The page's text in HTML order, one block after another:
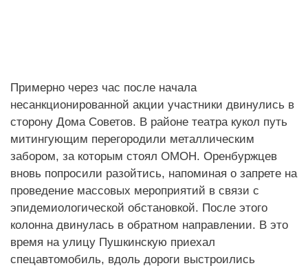
Примерно через час после начала
несанкционированной акции участники двинулись в
сторону Дома Советов. В районе театра кукол путь
митингующим перегородили металлическим
забором, за которым стоял ОМОН. Оренбуржцев
вновь попросили разойтись, напоминая о запрете на
проведение массовых мероприятий в связи с
эпидемиологической обстановкой. После этого
колонна двинулась в обратном направлении. В это
время на улицу Пушкинскую приехал
спецавтомобиль, вдоль дороги выстроились